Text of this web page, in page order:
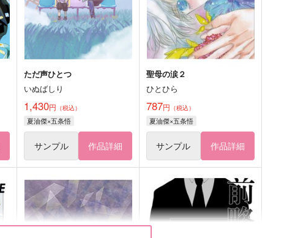
ただ声ひとつ
いぬばしり
1,430円 （税込）
夏油傑×五条悟
サンプル 作品詳細
聖母の涙２
ひとひら
787円 （税込）
夏油傑×五条悟
サンプル 作品詳細